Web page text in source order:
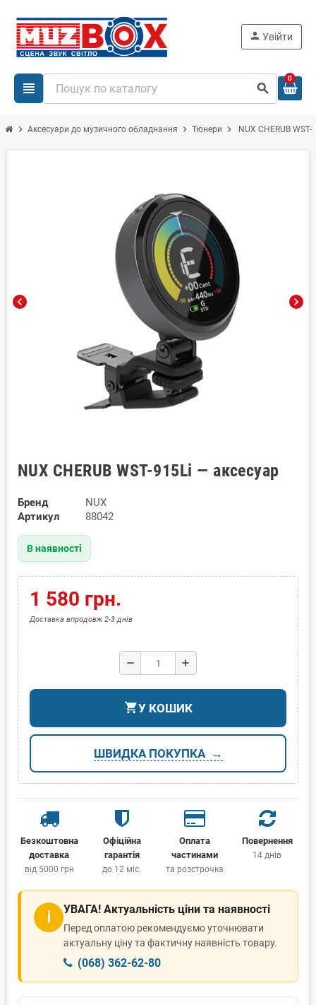
view_headline search
person Увійти
0
chevron_right Аксесуари до музичного обладнання chevron_right Тюнери chevron_right NUX CHERUB
chevron_left chevron_right
NUX CHERUB WST-915Li — аксесуар
Бренд
NUX
Артикул
88042
В наявності
1 580 грн.
Доставка впродовж 2-3 днів
remove add
shopping_cartУ КОШИК
ШВИДКА ПОКУПКА
Безкоштовна
доставка
від 5000 грн
Офіційна
гарантія
до 12 міс.
Оплата
частинами
та розстрочка
Повернення
14 днів
ℹ УВАГА! Актуальність ціни та наявності
Перед оплатою рекомендуємо уточнювати
актуальну ціну та фактичну наявність товару.
(068) 362-62-80